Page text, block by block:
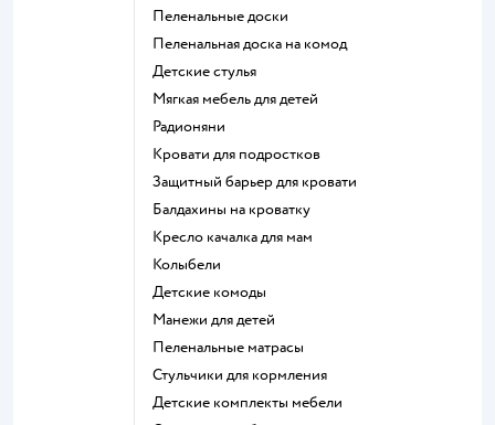
Пеленальные доски
Пеленальная доска на комод
Детские стулья
Мягкая мебель для детей
Радионяни
Кровати для подростков
Защитный барьер для кровати
Балдахины на кроватку
Кресло качалка для мам
Колыбели
Детские комоды
Манежи для детей
Пеленальные матрасы
Стульчики для кормления
Детские комплекты мебели